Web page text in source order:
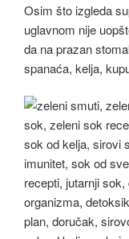
Osim što izgleda
uglavnom nije
da na prazan
spanaća, kelja,